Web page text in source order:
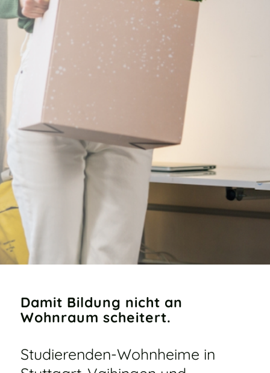
Damit Bildung nicht an
Wohnraum scheitert.
Studierenden-Wohnheime in